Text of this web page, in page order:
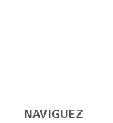
NAVIGUEZ